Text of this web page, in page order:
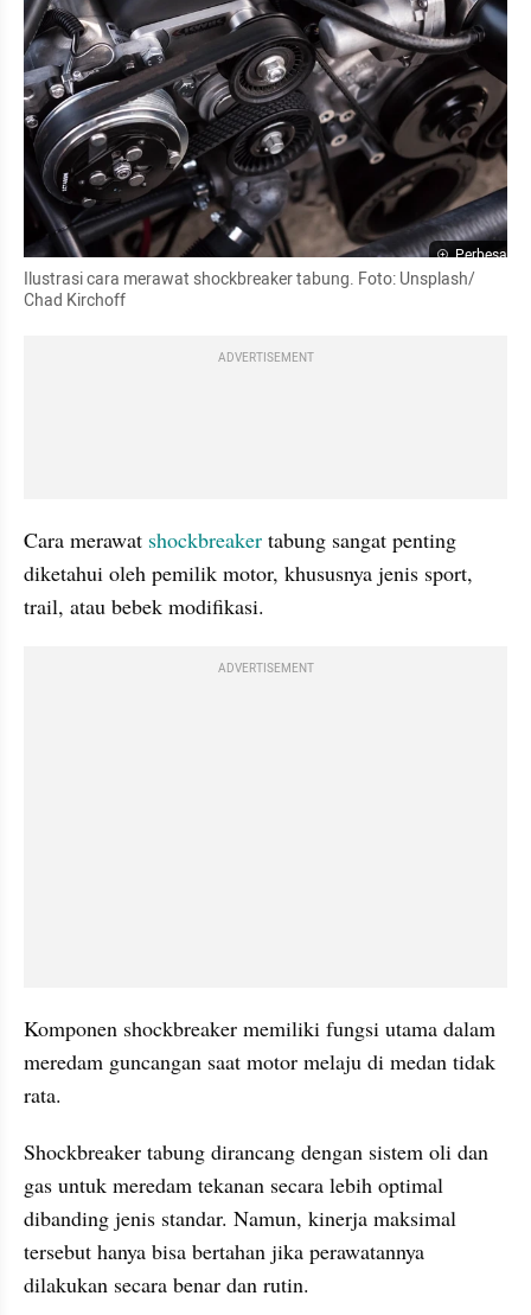
Perbesar
Ilustrasi cara merawat shockbreaker tabung. Foto: Unsplash/
Chad Kirchoff
ADVERTISEMENT
Cara merawat shockbreaker tabung sangat penting
diketahui oleh pemilik motor, khususnya jenis sport,
trail, atau bebek modifikasi.
ADVERTISEMENT
Komponen shockbreaker memiliki fungsi utama dalam
meredam guncangan saat motor melaju di medan tidak
rata.
Shockbreaker tabung dirancang dengan sistem oli dan
gas untuk meredam tekanan secara lebih optimal
dibanding jenis standar. Namun, kinerja maksimal
tersebut hanya bisa bertahan jika perawatannya
dilakukan secara benar dan rutin.